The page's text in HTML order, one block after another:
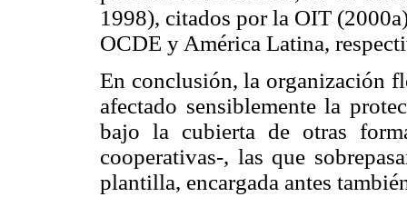
1998), citados por la OIT
OCDE y América Latina,
En conclusión, la organización
afectado sensiblemente la
bajo la cubierta de otras
cooperativas-, las que
plantilla, encargada antes